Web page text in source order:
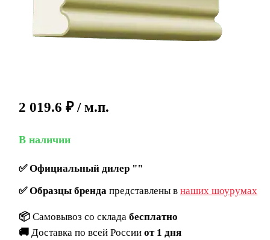
2 019.6 ₽ / м.п.
В наличии
✅Официальный дилер ""
✅Образцы брендапредставлены в наших шоурумах
📦 Самовывоз со склада бесплатно
🚚 Доставка по всей России от 1 дня